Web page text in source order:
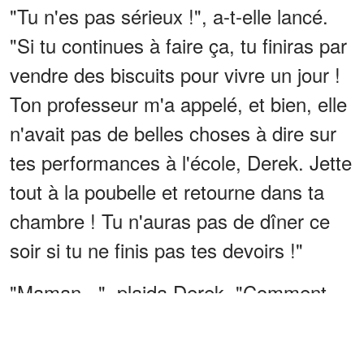
"Tu n'es pas sérieux !", a-t-elle lancé.
"Si tu continues à faire ça, tu finiras par
vendre des biscuits pour vivre un jour !
Ton professeur m'a appelé, et bien, elle
n'avait pas de belles choses à dire sur
tes performances à l'école, Derek. Jette
tout à la poubelle et retourne dans ta
chambre ! Tu n'auras pas de dîner ce
soir si tu ne finis pas tes devoirs !"
"Maman...", plaida Derek. "Comment